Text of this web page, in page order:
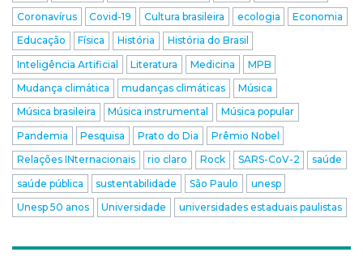
Coronavírus
Covid-19 Cultura brasileira ecologia
Economia
Educação
Física História
História do Brasil
Inteligência Artificial
Literatura Medicina
MPB
Mudança climática
mudanças climáticas
Música
Música brasileira
Música instrumental
Música popular
Pandemia
Pesquisa Prato do Dia
Prêmio Nobel
Relações INternacionais
rio claro Rock SARS-CoV-2
saúde
saúde pública
sustentabilidade São Paulo
unesp
Unesp 50 anos
Universidade universidades estaduais paulistas